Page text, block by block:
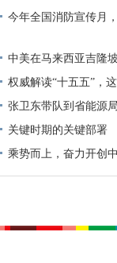
今年全国消防宣传月
中美在马来西亚吉隆
权威解读“十五五”，
张卫东带队到省能源
关键时期的关键部署
乘势而上，奋力开创
志谈贯彻落实党的二